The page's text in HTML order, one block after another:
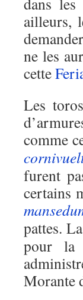
ailleurs,
ne les
cette
Les
comme
furent
certains
pattes.
pour la
Morante